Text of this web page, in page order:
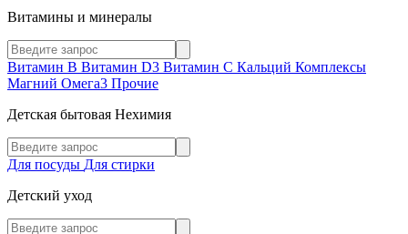
Витамины и минералы
Витамин В Витамин D3 Витамин С Кальций Комплексы
Магний Омега3 Прочие
Детская бытовая Нехимия
Для посуды Для стирки
Детский уход